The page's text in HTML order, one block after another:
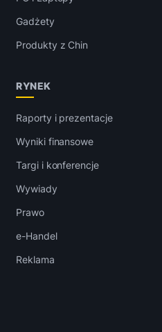
Gadżety
Produkty z Chin
RYNEK
Raporty i prezentacje
Wyniki finansowe
Targi i konferencje
Wywiady
Prawo
e-Handel
Reklama